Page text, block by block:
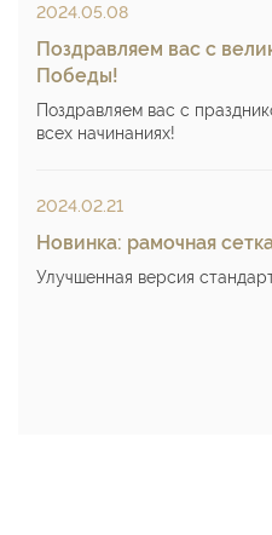
2024.05.08
Поздравляем вас с
Победы!
Поздравляем вас с
всех начинаниях!
2024.02.21
Новинка: рамочная
Улучшенная версия